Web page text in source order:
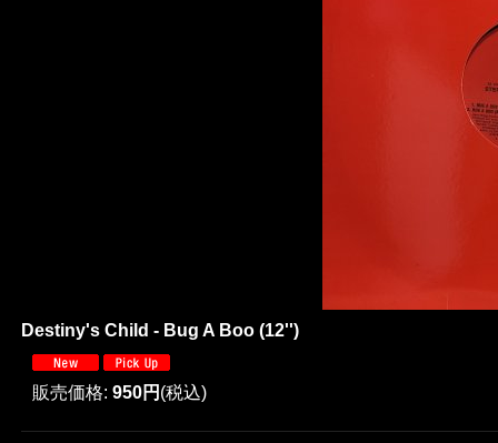
Destiny's Child - Bug A Boo (12'')
販売価格: 950円 (税込)